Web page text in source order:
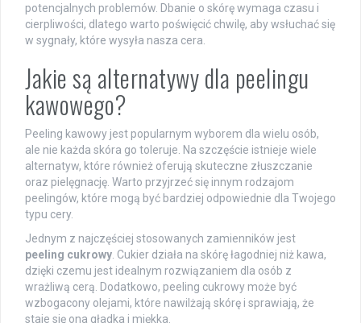
potencjalnych problemów. Dbanie o skórę wymaga czasu i
cierpliwości, dlatego warto poświęcić chwilę, aby wsłuchać się
w sygnały, które wysyła nasza cera.
Jakie są alternatywy dla peelingu
kawowego?
Peeling kawowy jest popularnym wyborem dla wielu osób,
ale nie każda skóra go toleruje. Na szczęście istnieje wiele
alternatyw, które również oferują skuteczne złuszczanie
oraz pielęgnację. Warto przyjrzeć się innym rodzajom
peelingów, które mogą być bardziej odpowiednie dla Twojego
typu cery.
Jednym z najczęściej stosowanych zamienników jest
peeling cukrowy. Cukier działa na skórę łagodniej niż kawa,
dzięki czemu jest idealnym rozwiązaniem dla osób z
wrażliwą cerą. Dodatkowo, peeling cukrowy może być
wzbogacony olejami, które nawilżają skórę i sprawiają, że
staje się ona gładka i miękka.